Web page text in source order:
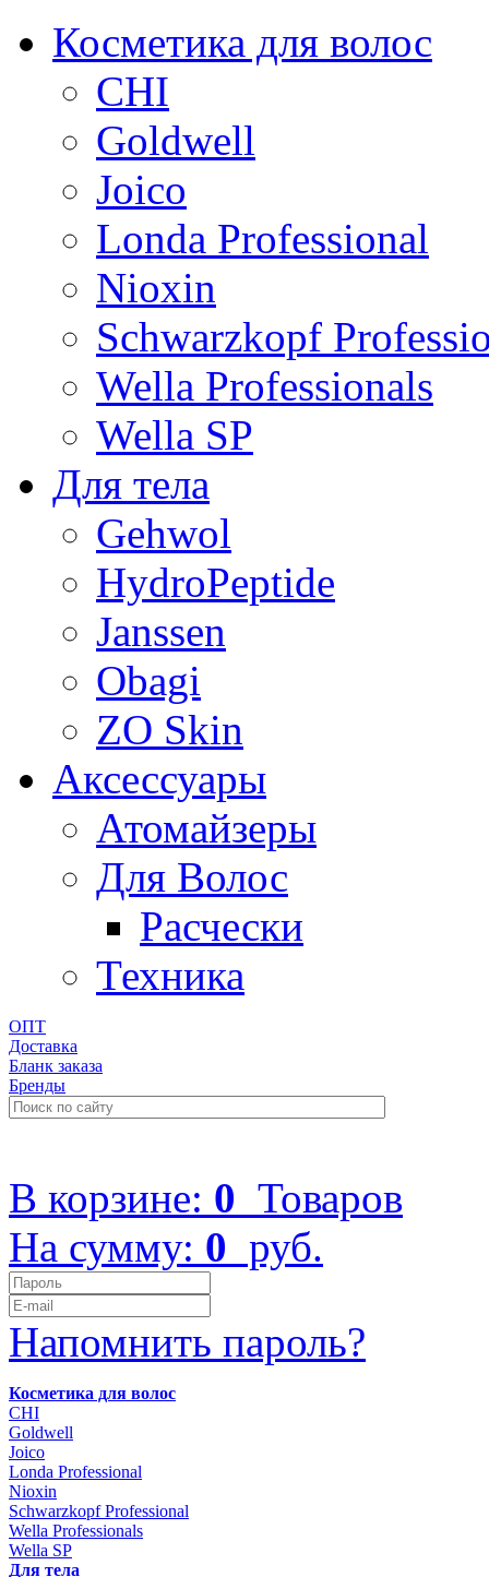
Косметика для волос
CHI
Goldwell
Joico
Londa Professional
Nioxin
Schwarzkopf
Wella Professionals
Wella SP
Для тела
Gehwol
HydroPeptide
Janssen
Obagi
ZO Skin
Aксессуары
Атомайзеры
Для Волос
Расчески
Техника
ОПТ
Доставка
Бланк заказа
Бренды
В корзине: 0 Товаров
На сумму: 0 руб.
Напомнить пароль?
Косметика для волос
CHI
Goldwell
Joico
Londa Professional
Nioxin
Schwarzkopf Professional
Wella Professionals
Wella SP
Для тела